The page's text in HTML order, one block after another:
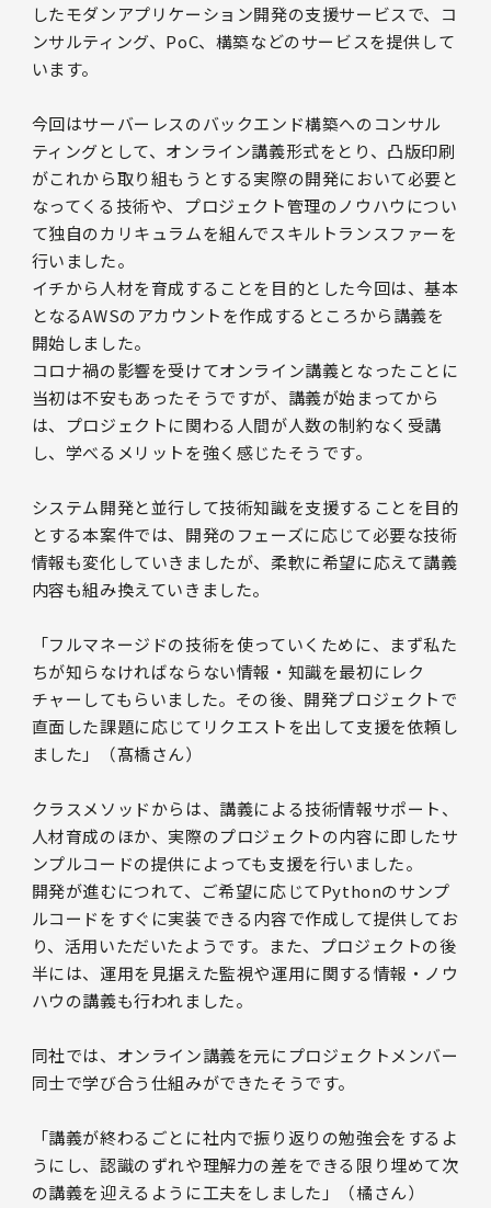
したモダンアプリケーション開発の支援サービスで、コ
ンサルティング、PoC、構築などのサービスを提供して
います。
今回はサーバーレスのバックエンド構築へのコンサル
ティングとして、オンライン講義形式をとり、凸版印刷
がこれから取り組もうとする実際の開発において必要と
なってくる技術や、プロジェクト管理のノウハウについ
て独自のカリキュラムを組んでスキルトランスファーを
行いました。
イチから人材を育成することを目的とした今回は、基本
となるAWSのアカウントを作成するところから講義を
開始しました。
コロナ禍の影響を受けてオンライン講義となったことに
当初は不安もあったそうですが、講義が始まってから
は、プロジェクトに関わる人間が人数の制約なく受講
し、学べるメリットを強く感じたそうです。
システム開発と並行して技術知識を支援することを目的
とする本案件では、開発のフェーズに応じて必要な技術
情報も変化していきましたが、柔軟に希望に応えて講義
内容も組み換えていきました。
「フルマネージドの技術を使っていくために、まず私た
ちが知らなければならない情報・知識を最初にレク
チャーしてもらいました。その後、開発プロジェクトで
直面した課題に応じてリクエストを出して支援を依頼し
ました」（髙橋さん）
クラスメソッドからは、講義による技術情報サポート、
人材育成のほか、実際のプロジェクトの内容に即したサ
ンプルコードの提供によっても支援を行いました。
開発が進むにつれて、ご希望に応じてPythonのサンプ
ルコードをすぐに実装できる内容で作成して提供してお
り、活用いただいたようです。また、プロジェクトの後
半には、運用を見据えた監視や運用に関する情報・ノウ
ハウの講義も行われました。
同社では、オンライン講義を元にプロジェクトメンバー
同士で学び合う仕組みができたそうです。
「講義が終わるごとに社内で振り返りの勉強会をするよ
うにし、認識のずれや理解力の差をできる限り埋めて次
の講義を迎えるように工夫をしました」（橘さん）